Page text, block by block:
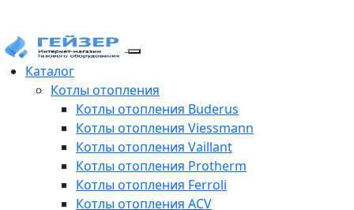
Каталог
Котлы отопления
Котлы отопления Buderus
Котлы отопления Viessmann
Котлы отопления Vaillant
Котлы отопления Protherm
Котлы отопления Ferroli
Котлы отопления ACV